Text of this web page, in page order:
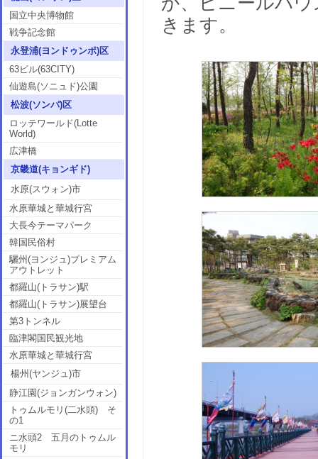
国立中央博物館
戦争記念館
永登浦(ヨンドゥンポ)区
63ビル(63CITY)
仙遊島(ソニュド)公園
松波(ソンパ)区
ロッテワールド(Lotte
World)
広津橋
京畿道(キョンギド)
水原(スウォン)市
水原華城と華城行宮
大長今テーマパーク
韓国民俗村
驪州(ヨンジュ)プレミアム
アウトレット
都羅山(トラサン)駅
都羅山(トラサン)展望台
第3トンネル
臨津閣国民観光地
水原華城と華城行宮
楊州(ヤンジュ)市
静江園(ジョンガンウォン)
トゥムルモリ(二水頭) そ
の1
ニ水頭2 五月のトゥムル
モリ
きます。